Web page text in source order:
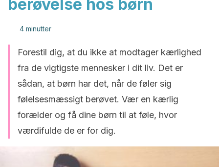
berøvelse hos børn
4 minutter
Forestil dig, at du ikke at modtager kærlighed
fra de vigtigste mennesker i dit liv. Det er
sådan, at børn har det, når de føler sig
følelsesmæssigt berøvet. Vær en kærlig
forælder og få dine børn til at føle, hvor
værdifulde de er for dig.